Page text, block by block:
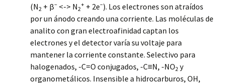
(N2 + β– <-> N2
+ + 2e–). Los electrones son atraídos
por un ánodo creando una corriente. Las moléculas de
analito con gran electroafinidad captan los
electrones y el detector varía su voltaje para
mantener la corriente constante. Selectivo para
halogenados, -C=O conjugados, -C≡N, -NO2 y
organometálicos. Insensible a hidrocarburos, OH,